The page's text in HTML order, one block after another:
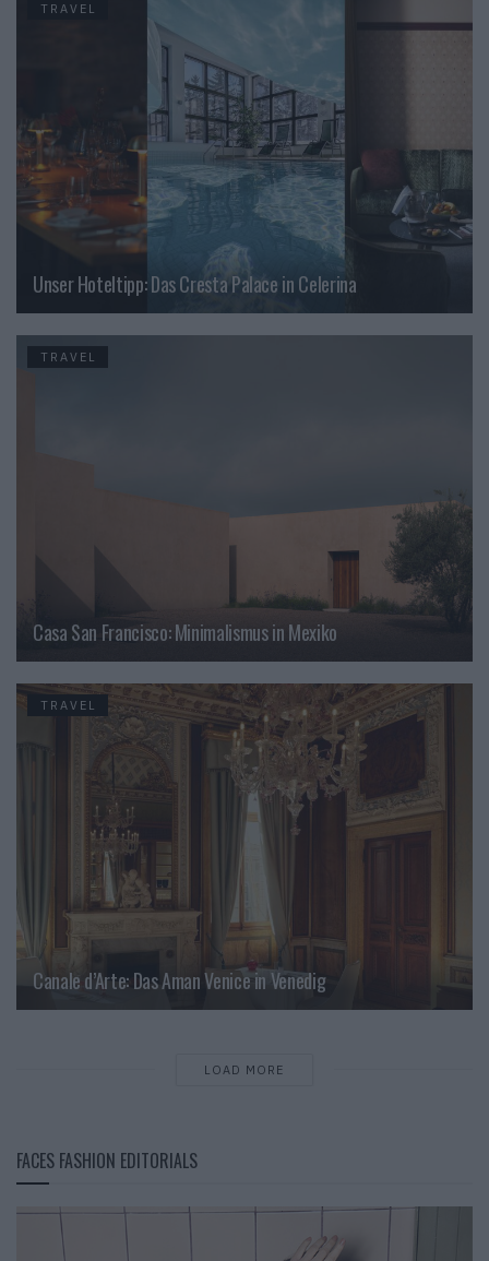
TRAVEL
Unser Hoteltipp: Das Cresta Palace in Celerina
TRAVEL
Casa San Francisco: Minimalismus in Mexiko
TRAVEL
Canale d’Arte: Das Aman Venice in Venedig
LOAD MORE
FACES FASHION EDITORIALS